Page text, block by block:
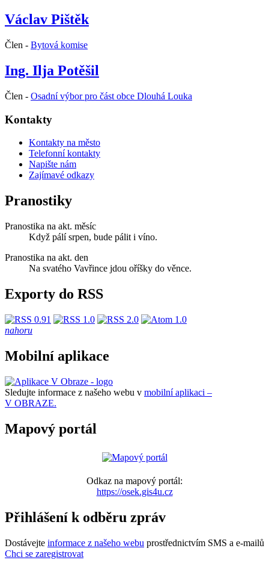
Václav Pištěk
Člen - Bytová komise
Ing. Ilja Potěšil
Člen - Osadní výbor pro část obce Dlouhá Louka
Kontakty
Kontakty na město
Telefonní kontakty
Napište nám
Zajímavé odkazy
Pranostiky
Pranostika na akt. měsíc
Když pálí srpen, bude pálit i víno.
Pranostika na akt. den
Na svatého Vavřince jdou oříšky do věnce.
Exporty do RSS
nahoru
Mobilní aplikace
Sledujte informace z našeho webu v mobilní aplikaci –
V OBRAZE.
Mapový portál
Odkaz na mapový portál:
https://osek.gis4u.cz
Přihlášení k odběru zpráv
Dostávejte informace z našeho webu prostřednictvím SMS a e-mailů
Chci se zaregistrovat